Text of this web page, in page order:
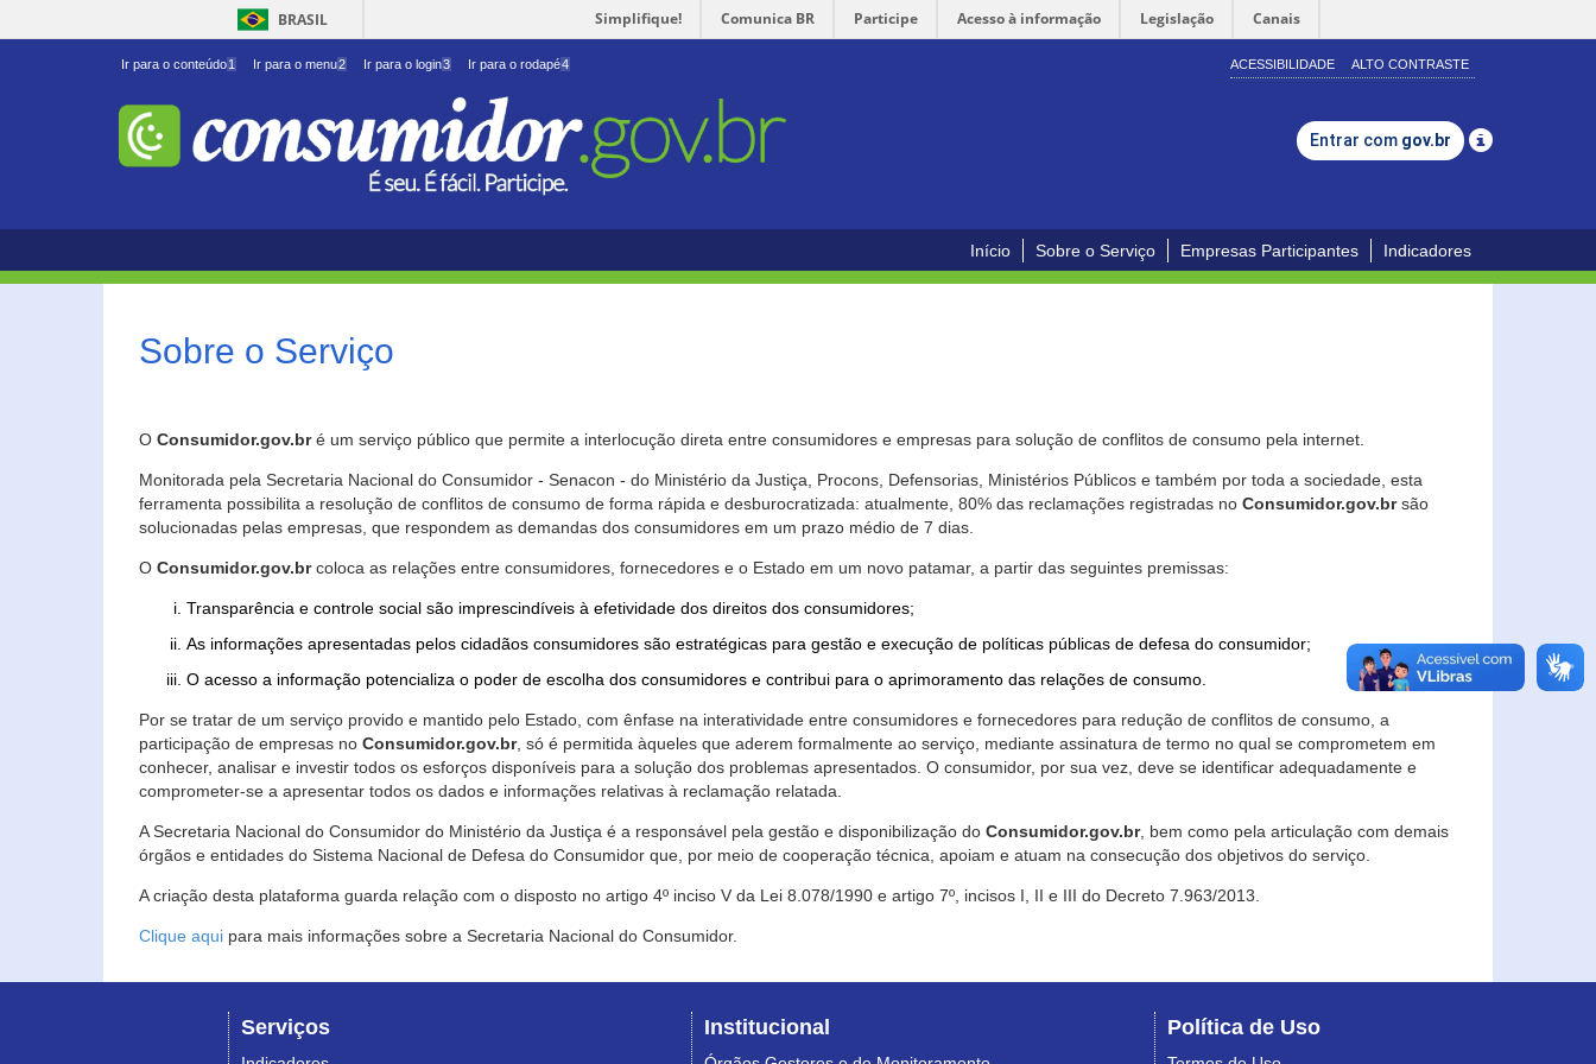
BRASIL Simplifique! Comunica BR Participe Acesso à informação Legislação Canais
Ir para o conteúdo1 Ir para o menu2 Ir para o login3 Ir para o rodapé4 ACESSIBILIDADE ALTO CONTRASTE
Entrar com gov.br
Início Sobre o Serviço Empresas Participantes Indicadores
Sobre o Serviço
O Consumidor.gov.bré um serviço público que permite a interlocução direta entre consumidores e empresas para solução de conflitos de consumo pela internet.
Monitorada pela Secretaria Nacional do Consumidor - Senacon - do Ministério da Justiça, Procons, Defensorias, Ministérios Públicos e também por toda a sociedade, esta
ferramenta possibilita a resolução de conflitos de consumo de forma rápida e desburocratizada: atualmente, 80% das reclamações registradas no Consumidor.gov.brsão
solucionadas pelas empresas, que respondem as demandas dos consumidores em um prazo médio de 7 dias.
O Consumidor.gov.brcoloca as relações entre consumidores, fornecedores e o Estado em um novo patamar, a partir das seguintes premissas:
Transparência e controle social são imprescindíveis à efetividade dos direitos dos consumidores;
As informações apresentadas pelos cidadãos consumidores são estratégicas para gestão e execução de políticas públicas de defesa do consumidor;
O acesso a informação potencializa o poder de escolha dos consumidores e contribui para o aprimoramento das relações de consumo.
Por se tratar de um serviço provido e mantido pelo Estado, com ênfase na interatividade entre consumidores e fornecedores para redução de conflitos de consumo, a
participação de empresas no Consumidor.gov.br, só é permitida àqueles que aderem formalmente ao serviço, mediante assinatura de termo no qual se comprometem em
conhecer, analisar e investir todos os esforços disponíveis para a solução dos problemas apresentados. O consumidor, por sua vez, deve se identificar adequadamente e
comprometer-se a apresentar todos os dados e informações relativas à reclamação relatada.
A Secretaria Nacional do Consumidor do Ministério da Justiça é a responsável pela gestão e disponibilização do Consumidor.gov.br, bem como pela articulação com demais
órgãos e entidades do Sistema Nacional de Defesa do Consumidor que, por meio de cooperação técnica, apoiam e atuam na consecução dos objetivos do serviço.
A criação desta plataforma guarda relação com o disposto no artigo 4º inciso V da Lei 8.078/1990 e artigo 7º, incisos I, II e III do Decreto 7.963/2013.
Clique aqui para mais informações sobre a Secretaria Nacional do Consumidor.
Serviços Institucional Política de Uso